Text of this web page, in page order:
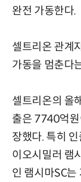
완전 가동한다.
셀트리온 관계
가동을 멈춘다
셀트리온의 올
출은 7740억
장했다. 특히
이오시밀러 램
인 램시마SC